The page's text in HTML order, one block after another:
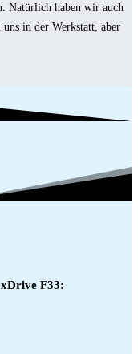
Natürlich haben wir auch
uns in der Werkstatt, aber
F33: